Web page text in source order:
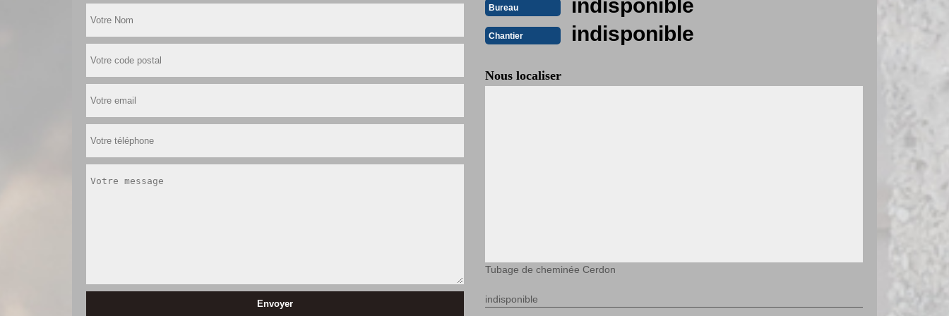
Bureau indisponible
Chantier indisponible
Nous localiser
Tubage de cheminée Cerdon
indisponible